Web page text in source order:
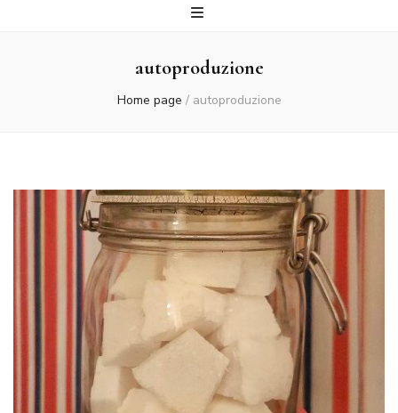
autoproduzione
Home page / autoproduzione